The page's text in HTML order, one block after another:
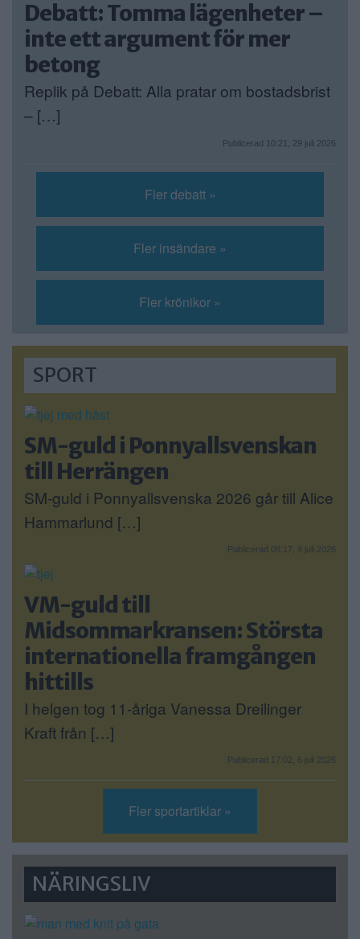
Debatt: Tomma lägenheter –
inte ett argument för mer
betong
Replik på Debatt: Alla pratar om bostadsbrist
– […]
Publicerad 10:21, 29 juli 2026
Fler debatt »
Fler insändare »
Fler krönikor »
SPORT
SM-guld i Ponnyallsvenskan
till Herrängen
SM-guld i Ponnyallsvenska 2026 går till Alice
Hammarlund […]
Publicerad 08:17, 9 juli 2026
VM-guld till
Midsommarkransen: Största
internationella framgången
hittills
I helgen tog 11-åriga Vanessa Dreilinger
Kraft från […]
Publicerad 17:02, 6 juli 2026
Fler sportartiklar »
NÄRINGSLIV